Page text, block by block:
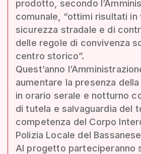
prodotto, secondo
comunale, “ottimi risultati in
sicurezza stradale e di
delle regole di convivenza
centro storico”.
Quest’anno
aumentare la presenza
in orario serale e notturno
di tutela e salvaguardia del
competenza del Corpo
Polizia Locale del
Al progetto parteciperanno